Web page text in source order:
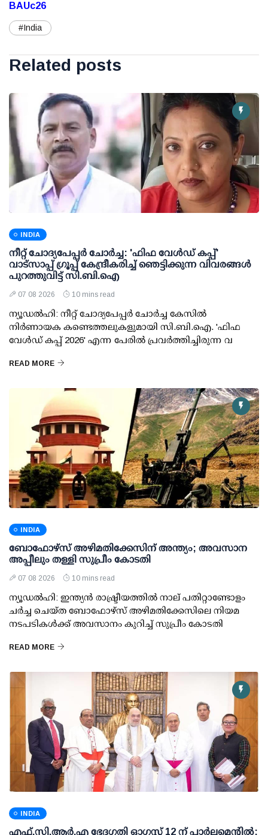
BAUc26
#India
Related posts
INDIA
നീറ്റ് ചോദ്യപേപ്പര്‍ ചോര്‍ച്ച: 'ഫിഫ വേള്‍ഡ് കപ്പ്'
വാട്സാപ്പ് ഗ്രൂപ്പ് കേന്ദ്രീകരിച്ച് ഞെട്ടിക്കുന്ന വിവരങ്ങള്‍
പുറത്തുവിട്ട് സി.ബി.ഐ
07 08 2026 10 mins read
ന്യൂഡല്‍ഹി: നീറ്റ് ചോദ്യപേപ്പര്‍ ചോര്‍ച്ച കേസില്‍
നിര്‍ണായക കണ്ടെത്തലുകളുമായി സി.ബി.ഐ. 'ഫിഫ
വേള്‍ഡ് കപ്പ് 2026' എന്ന പേരില്‍ പ്രവര്‍ത്തിച്ചിരുന്ന വ
READ MORE
INDIA
ബോഫോഴ്സ് അഴിമതിക്കേസിന് അന്ത്യം; അവസാന
അപ്പീലും തള്ളി സുപ്രീം കോടതി
07 08 2026 10 mins read
ന്യൂഡല്‍ഹി: ഇന്ത്യന്‍ രാഷ്ട്രീയത്തില്‍ നാല് പതിറ്റാണ്ടോളം
ചര്‍ച്ച ചെയ്ത ബോഫോഴ്സ് അഴിമതിക്കേസിലെ നിയമ
നടപടികള്‍ക്ക് അവസാനം കുറിച്ച് സുപ്രീം കോടതി
READ MORE
INDIA
എഫ്.സി.ആര്‍.എ ഭേദഗതി ഓഗസ്റ്റ് 12 ന് പാര്‍ലമെന്റില്‍: